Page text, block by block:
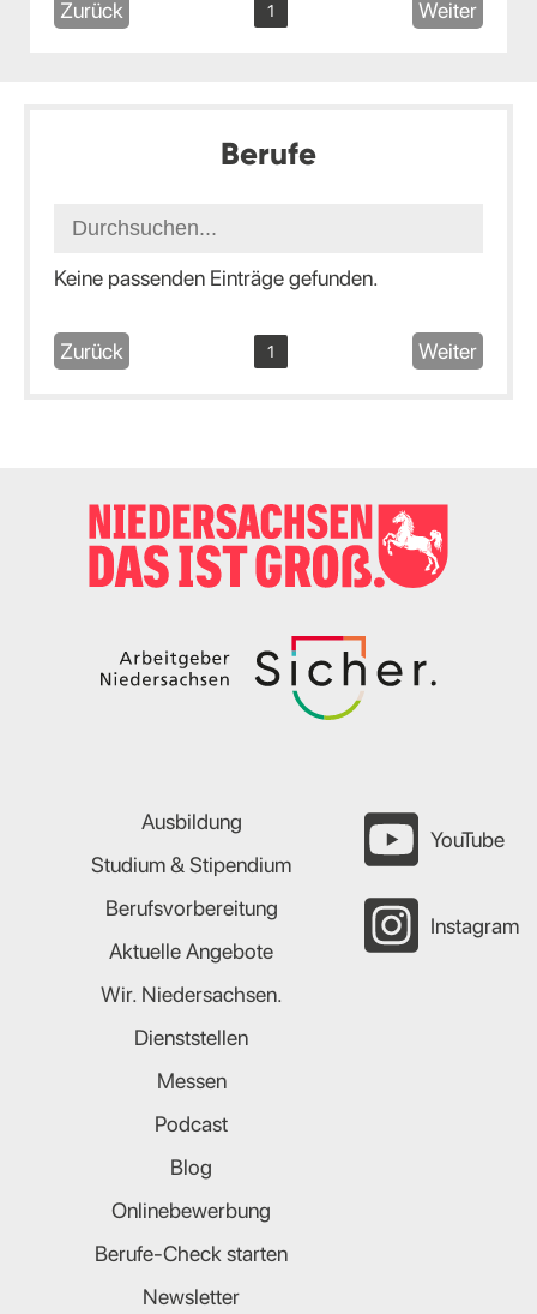
Zurück 1 Weiter
Berufe
Keine passenden Einträge gefunden.
Zurück 1 Weiter
Ausbildung
Studium & Stipendium
Berufsvorbereitung
Aktuelle Angebote
Wir. Niedersachsen.
Dienststellen
Messen
Podcast
Blog
Onlinebewerbung
Berufe-Check starten
Newsletter
YouTube
Instagram